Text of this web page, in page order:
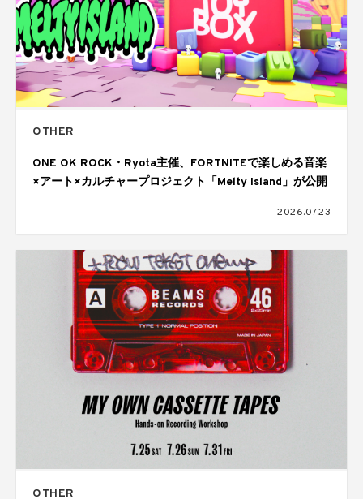
OTHER
ONE OK ROCK・Ryota主催、FORTNITEで楽しめる音楽
×アート×カルチャープロジェクト「Melty Island」が公開
2026.07.23
OTHER